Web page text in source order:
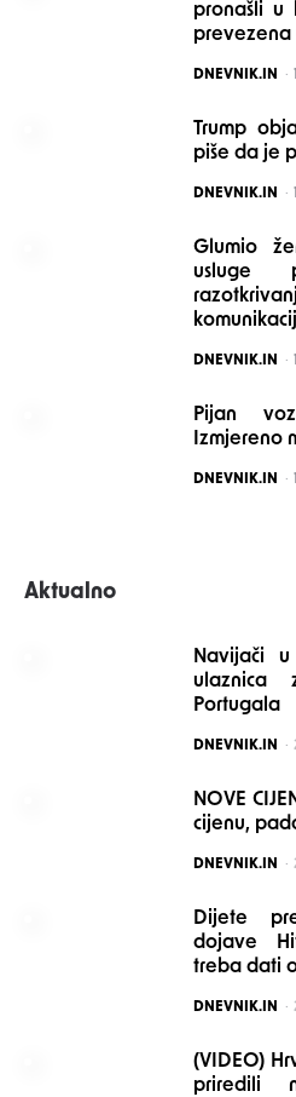
pronašli u
prevezena
POSTED
DNEVNIK.IN
Trump
piše da je
POSTED
DNEVNIK.IN
Glumio
usluge
POSTED
DNEVNIK.IN
Pijan
Izmjereno
POSTED
DNEVNIK.IN
Aktualno
Navijači
ulaznica
Portugala
POSTED
DNEVNIK.IN
NOVE
cijenu,
POSTED
DNEVNIK.IN
Dijete
dojave
treba dati
POSTED
DNEVNIK.IN
(VIDEO)
priredili